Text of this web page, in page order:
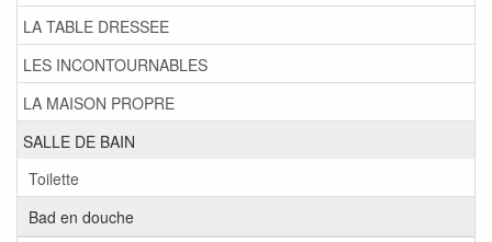
LA TABLE DRESSEE
LES INCONTOURNABLES
LA MAISON PROPRE
SALLE DE BAIN
Toilette
Bad en douche